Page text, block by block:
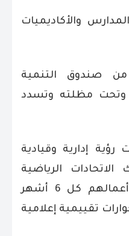
والأكاديميات
صندوق التنمية
وتحت مظلته وتسدد
إدارية وقيادية
الرياضية
ومراجعة أدائهم ونتائج أعمالهم كل 6 أشهر
تقييمية إعلامية